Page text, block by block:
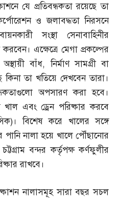
যে প্রতিবন্ধকতা রয়েছে তা
ও জলাবদ্ধতা নিরসনে
সংস্থা সেনাবাহিনীর
করবেন। এক্ষেত্রে মেগা প্রকল্পের
বাঁধ,নির্মাণ সামগ্রী বা
কিনা তা খতিয়ে দেখবেন তারা।
অপসারণ করা হবে।
এবং ড্রেন পরিষ্কার করবে
)। বিশেষ করে খালের সঙ্গে
পানি নালা হয়ে খালে পৌঁছানোর
বন্দর কর্তৃপক্ষ কর্ণফুলীর
রাখবে।
নালাসমূহ সারা বছর সচল